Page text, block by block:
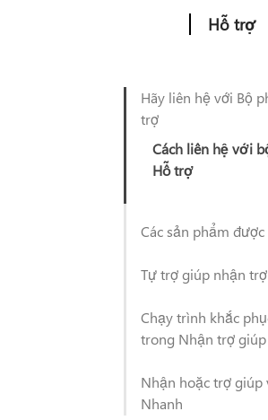
Hỗ trợ
Hãy liên hệ với Bộ
trợ
Cách liên hệ với
Hỗ trợ
Các sản phẩm
Tự trợ giúp nhận
Chạy trình khắc
trong Nhận trợ giúp
Nhận hoặc trợ giúp
Nhanh